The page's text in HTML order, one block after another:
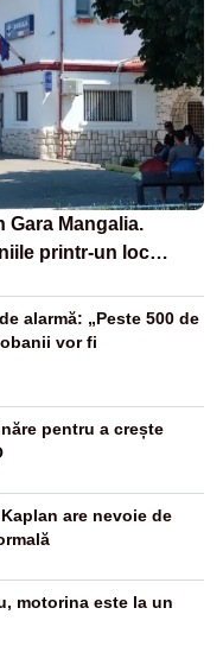
Gara Mangalia.
printr-un loc
alarmă: „Peste 500 de
vor fi
pentru a crește
are nevoie de
motorina este la un